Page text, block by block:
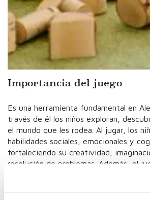
Importancia del juego
Es una herramienta fundamental en
través de él los niños exploran,
el mundo que les rodea. Al jugar, los
habilidades sociales, emocionales y
fortaleciendo su creatividad,
resolución de problemas. Además, el
autoexpresión, la confianza en sí
de relaciones interpersonales. En